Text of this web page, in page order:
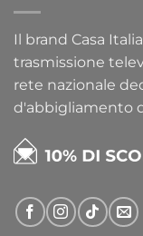
Il brand Casa
trasmissione
rete nazionale
d'abbigliamento